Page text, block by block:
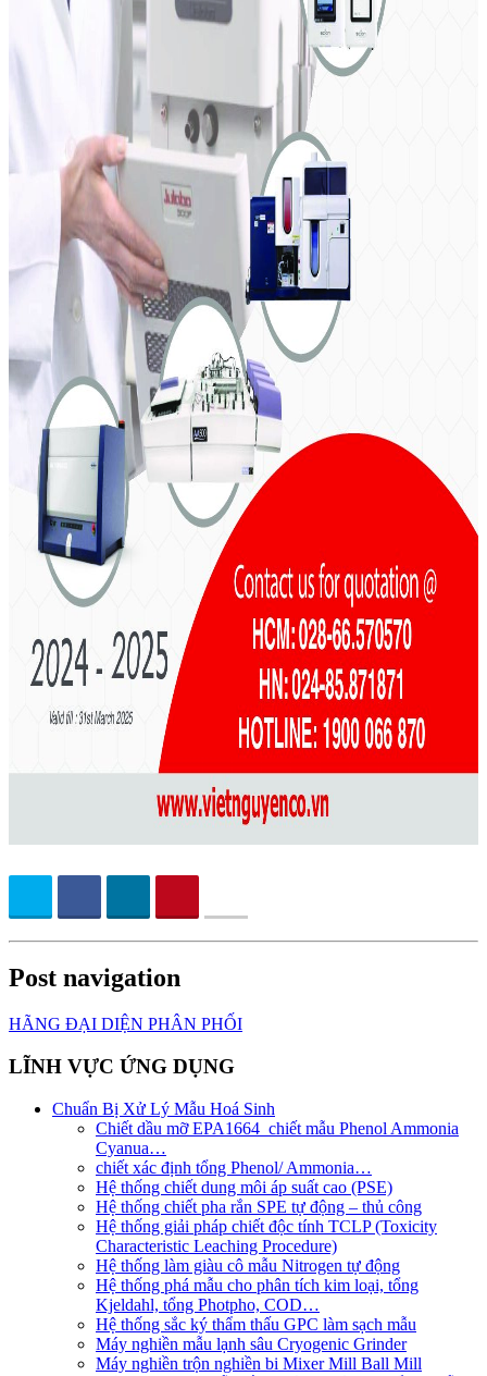
Post navigation
HÃNG ĐẠI DIỆN PHÂN PHỐI
LĨNH VỰC ỨNG DỤNG
Chuẩn Bị Xử Lý Mẫu Hoá Sinh
Chiết dầu mỡ EPA1664_chiết mẫu Phenol Ammonia
Cyanua…
chiết xác định tổng Phenol/ Ammonia…
Hệ thống chiết dung môi áp suất cao (PSE)
Hệ thống chiết pha rắn SPE tự động – thủ công
Hệ thống giải pháp chiết độc tính TCLP (Toxicity
Characteristic Leaching Procedure)
Hệ thống làm giàu cô mẫu Nitrogen tự động
Hệ thống phá mẫu cho phân tích kim loại, tổng
Kjeldahl, tổng Photpho, COD…
Hệ thống sắc ký thẩm thấu GPC làm sạch mẫu
Máy nghiền mẫu lạnh sâu Cryogenic Grinder
Máy nghiền trộn nghiền bi Mixer Mill Ball Mill